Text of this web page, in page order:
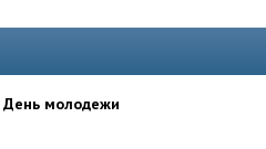
молодежи